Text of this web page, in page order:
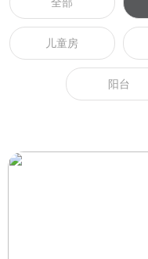
儿童房
阳台